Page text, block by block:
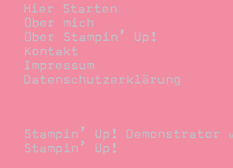
Hier Starten
Über mich
Über Stampin’ Up!
Kontakt
Impressum
Datenschutzerklärung
Stampin’ Up! Demonstrator
Stampin’ Up!